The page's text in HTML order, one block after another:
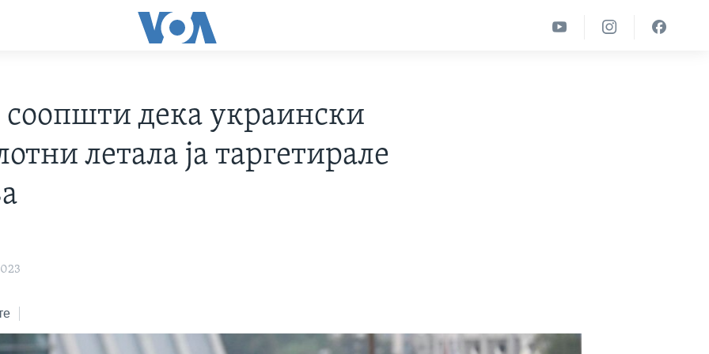
соопшти дека украински
летала ја таргетирале